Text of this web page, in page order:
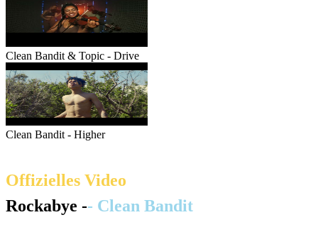
Clean Bandit & Topic - Drive
Clean Bandit - Higher
Offizielles Video
Rockabye -- Clean Bandit